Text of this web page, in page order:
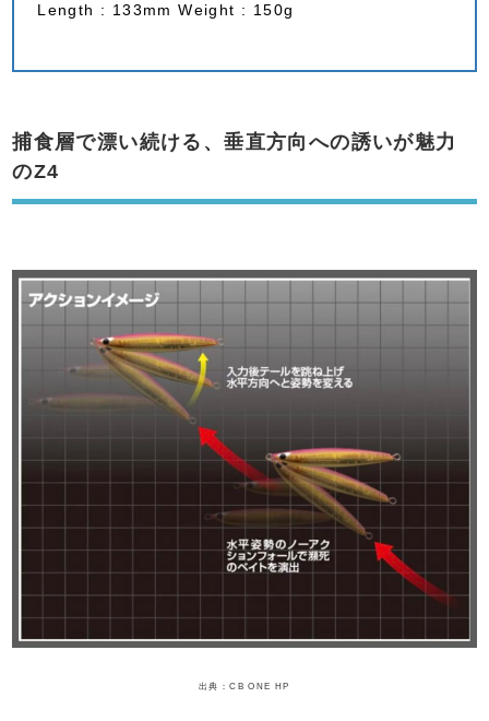
Length : 133mm Weight : 150g
捕食層で漂い続ける、垂直方向への誘いが魅力
のZ4
出典：CB ONE HP